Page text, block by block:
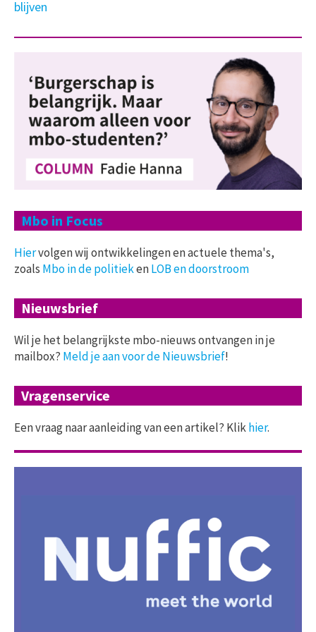
blijven
Mbo in Focus
Hiervolgen wij ontwikkelingen en actuele thema's,
zoals Mbo in de politiekenLOB en doorstroom
Nieuwsbrief
Wil je het belangrijkste mbo-nieuws ontvangen in je
mailbox? Meld je aan voor de Nieuwsbrief!
Vragenservice
Een vraag naar aanleiding van een artikel? Klikhier.